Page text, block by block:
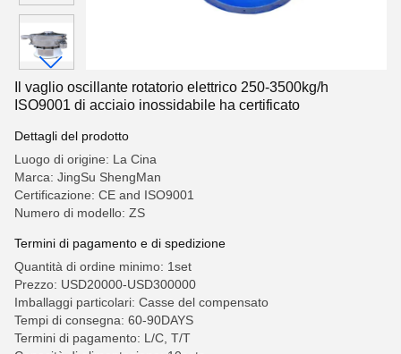
Il vaglio oscillante rotatorio elettrico 250-3500kg/h
ISO9001 di acciaio inossidabile ha certificato
Dettagli del prodotto
Luogo di origine: La Cina
Marca: JingSu ShengMan
Certificazione: CE and ISO9001
Numero di modello: ZS
Termini di pagamento e di spedizione
Quantità di ordine minimo: 1set
Prezzo: USD20000-USD300000
Imballaggi particolari: Casse del compensato
Tempi di consegna: 60-90DAYS
Termini di pagamento: L/C, T/T